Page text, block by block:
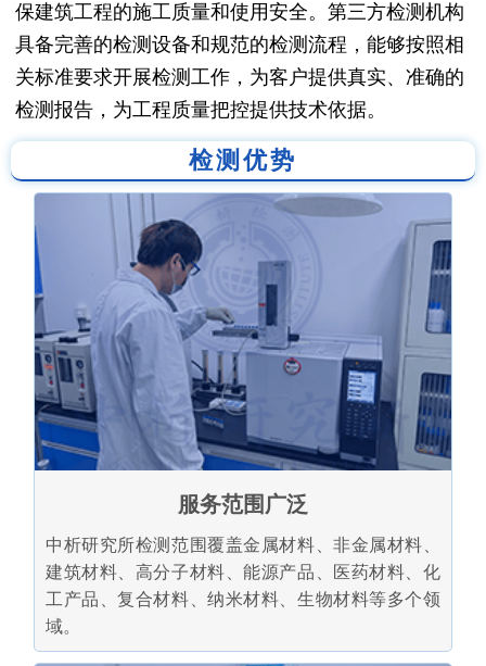
保建筑工程的施工质量和使用安全。第三方检测机构
具备完善的检测设备和规范的检测流程，能够按照相
关标准要求开展检测工作，为客户提供真实、准确的
检测报告，为工程质量把控提供技术依据。
检测优势
服务范围广泛
中析研究所检测范围覆盖金属材料、非金属材料、
建筑材料、高分子材料、能源产品、医药材料、化
工产品、复合材料、纳米材料、生物材料等多个领
域。